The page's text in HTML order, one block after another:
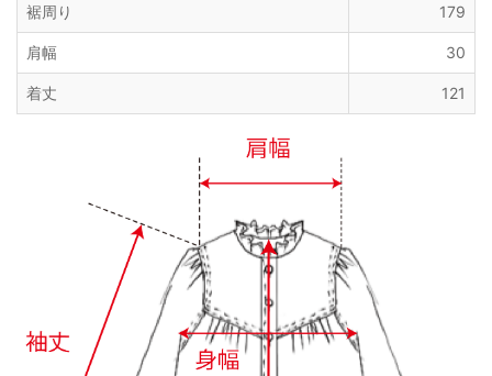
裾周り 179
肩幅 30
着丈 121